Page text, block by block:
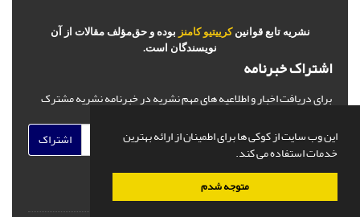
این وب سایت از کوکی ها برای اطمینان از ارائه بهترین
خدمات استفاده می کند.
متوجه شدم
نشریه تابع قوانین کرییتیو کامنز بوده و حق‌مؤلف مقالات از آن
نویسندگان است.
اشتراک خبرنامه
برای دریافت اخبار و اطلاعیه های مهم نشریه در خبرنامه نشریه مشترک
اشتراک